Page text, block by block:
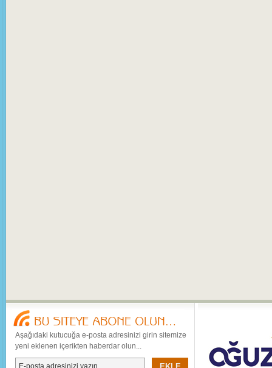
Aşağıdaki kutucuğa e-posta adresinizi girin sitemize
yeni eklenen içerikten haberdar olun...